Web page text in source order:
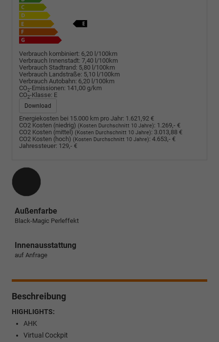
Verbrauch kombiniert: 6,20 l/100km
Verbrauch Innenstadt: 7,40 l/100km
Verbrauch Stadtrand: 5,80 l/100km
Verbrauch Landstraße: 5,10 l/100km
Verbrauch Autobahn: 6,20 l/100km
CO2-Emissionen: 141,00 g/km
CO2-Klasse: E
Download
Energiekosten bei 15.000 km pro Jahr: 1.621,92 €
CO2 Kosten (niedrig) (Kosten Durchschnitt 10 Jahre): 1.269,- €
CO2 Kosten (mittel) (Kosten Durchschnitt 10 Jahre): 3.013,88 €
CO2 Kosten (hoch) (Kosten Durchschnitt 10 Jahre): 4.653,- €
Jahressteuer: 129,- €
Außenfarbe
Black-Magic Perleffekt
Innenausstattung
auf Anfrage
Beschreibung
HIGHLIGHTS:
AHK
Virtual Cockpit